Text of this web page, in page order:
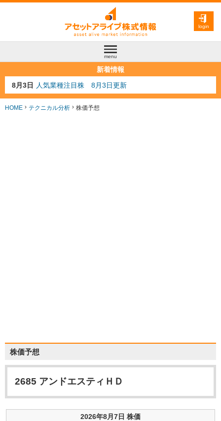
login
menu
新着情報
8月3日
人気業種注目株 8月3日更新
8月2日 金融注目株 8月2日更新
7月29日 日経225シグナル点灯
HOME テクニカル分析 株価予想
株価予想
2685 アンドエスティＨＤ
2026年8月7日 株価